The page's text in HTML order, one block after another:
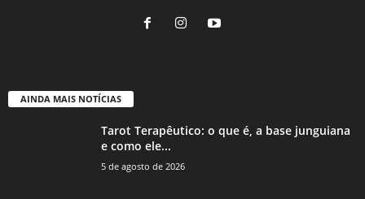
AINDA MAIS NOTÍCIAS
Tarot Terapêutico: o que é, a base junguiana
e como ele...
5 de agosto de 2026